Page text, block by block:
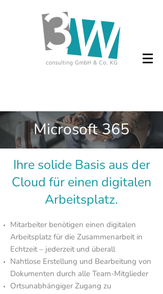
Microsoft 365
Ihre solide Basis aus der
Cloud für einen digitalen
Arbeitsplatz.
Mitarbeiter benötigen einen digitalen
Arbeitsplatz für die Zusammenarbeit in
Echtzeit– jederzeit und überall
Nahtlose Erstellung und Bearbeitung von
Dokumenten durch alle Team-Mitglieder
Ortsunabhängiger Zugang zu